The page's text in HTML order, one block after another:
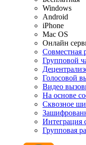
Windows
Android
iPhone
Mac OS
Онлайн
Совместная
Групповой
Голосовой
Видео
На основе
Сквозное
Интеграция
Групповая